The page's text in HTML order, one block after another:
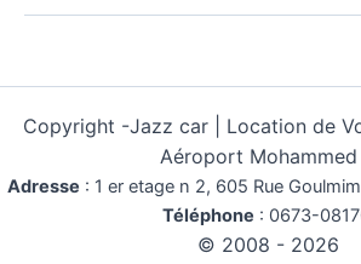
Casablanca
Copyright -Jazz car | Location de
Aéroport Mohammed
Adresse : 1 er etage n 2, 605 Rue
Téléphone : 0673-
© 2008 - 2026